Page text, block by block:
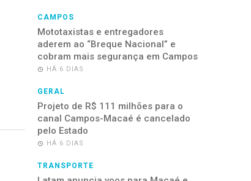
CAMPOS
Mototaxistas e entregadores
aderem ao “Breque Nacional” e
cobram mais segurança em Campos
HÁ 6 DIAS
GERAL
Projeto de R$ 111 milhões para o
canal Campos-Macaé é cancelado
pelo Estado
HÁ 6 DIAS
TRANSPORTE